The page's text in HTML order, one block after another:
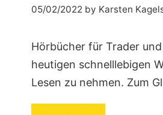
05/02/2022 by Karsten
Hörbücher für Trader
heutigen schnelllebigen
Lesen zu nehmen. Zum